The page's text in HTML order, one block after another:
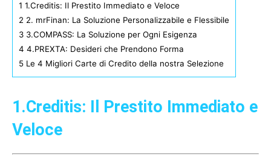
1 1.Creditis: Il Prestito Immediato e Veloce
2 2. mrFinan: La Soluzione Personalizzabile e Flessibile
3 3.COMPASS: La Soluzione per Ogni Esigenza
4 4.PREXTA: Desideri che Prendono Forma
5 Le 4 Migliori Carte di Credito della nostra Selezione
1.Creditis: Il Prestito Immediato e
Veloce